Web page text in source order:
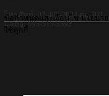
โทรศัพท์: 02-408-2034 ต่อ 303
มือถือ: 095-515-5592
©Copyright 2026 Hi-
ข้อกำหนดและเงื่อนไข นโยบา
ใช้คุกกี้